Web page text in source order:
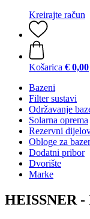
Kreirajte račun
Košarica € 0,00
Bazeni
Filter sustavi
Održavanje
Solarna oprema
Rezervni
Obloge za
Dodatni pribor
Dvorište
Marke
HEISSNER